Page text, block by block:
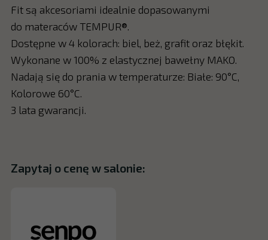
Fit są akcesoriami idealnie dopasowanymi
do materaców TEMPUR®.
Dostępne w 4 kolorach: biel, beż, grafit oraz błękit.
Wykonane w 100% z elastycznej bawełny MAKO.
Nadają się do prania w temperaturze: Białe: 90°C,
Kolorowe 60°C.
3 lata gwarancji.
Zapytaj o cenę w salonie: